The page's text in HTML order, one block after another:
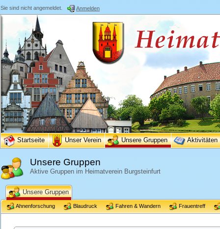
Sie sind nicht angemeldet. Anmelden
Startseite Unser Verein Unsere Gruppen Aktivitäten
Unsere Gruppen
Aktive Gruppen im Heimatverein Burgsteinfurt
Unsere Gruppen
Ahnenforschung Blaudruck Fahren & Wandern Frauentreff